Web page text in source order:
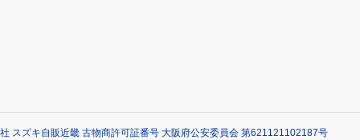
スズキ自販近畿 古物商許可証番号 大阪府公安委員会 第621121102187号